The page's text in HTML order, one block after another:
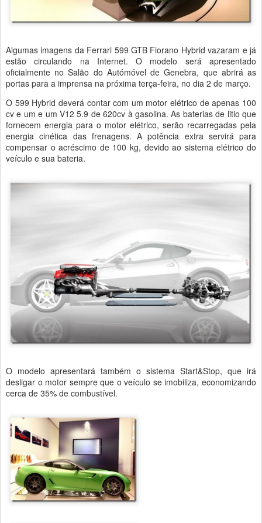
Algumas imagens da Ferrari 599 GTB Fiorano Hybrid vazaram e já
estão circulando na Internet. O modelo será apresentado
oficialmente no Salão do Autómóvel de Genebra, que abrirá as
portas para a imprensa na próxima terça-feira, no dia 2 de março.
O 599 Hybrid deverá contar com um motor elétrico de apenas 100
cv e um e um V12 5.9 de 620cv à gasolina. As baterias de litio que
fornecem energia para o motor elétrico, serão recarregadas pela
energia cinética das frenagens. A potência extra servirá para
compensar o acréscimo de 100 kg, devido ao sistema elétrico do
veículo e sua bateria.
O modelo apresentará também o sistema Start&Stop, que irá
desligar o motor sempre que o veículo se imobiliza, economizando
cerca de 35% de combustível.